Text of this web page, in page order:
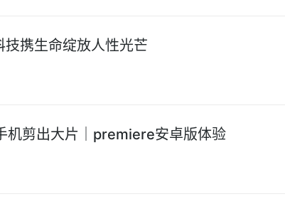
携生命绽放人性光芒
机剪出大片｜premiere安卓版体验